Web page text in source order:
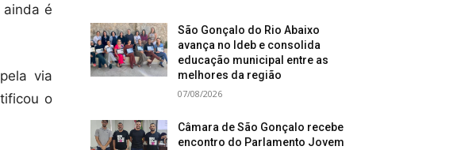
é
via
o
São Gonçalo do Rio Abaixo
avança no Ideb e consolida
educação municipal entre as
melhores da região
07/08/2026
Câmara de São Gonçalo recebe
encontro do Parlamento Jovem